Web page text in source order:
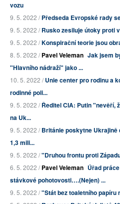
vozu
9. 5. 2022 /Předseda Evropské rady
9. 5. 2022 /Rusko zesiluje útoky proti
9. 5. 2022 /Konspirační teorie jsou
8. 5. 2022 /Pavel Veleman Jak jsem
"Hlavního nádraží" jako ...
10. 5. 2022 /Unie center pro rodinu a
rodinné poli...
9. 5. 2022 /Ředitel CIA: Putin "nevěří,
na Uk...
9. 5. 2022 /Británie poskytne
1,3 mili...
9. 5. 2022 /"Druhou frontu proti
6. 5. 2022 /Pavel Veleman Úřad
stávkové pohotovosti….(Nejen) ...
9. 5. 2022 /"Stát bez toaletního papíru